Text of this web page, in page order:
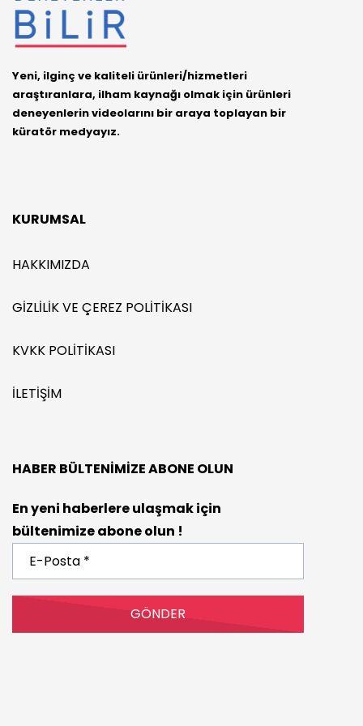
Yeni, ilginç ve kaliteli ürünleri/hizmetleri
araştıranlara, ilham kaynağı olmak için ürünleri
deneyenlerin videolarını bir araya toplayan bir
küratör medyayız.
KURUMSAL
HAKKIMIZDA
GIZLILIK VE ÇEREZ POLITIKASI
KVKK POLITIKASI
İLETIŞIM
HABER BÜLTENIMIZE ABONE OLUN
En yeni haberlere ulaşmak için
bültenimize abone olun !
Posta
*